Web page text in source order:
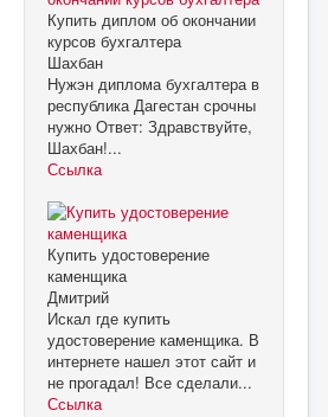
Купить диплом об окончании
курсов бухгалтера
Шахбан
Нужэн диплома бухгалтера в
республика Дагестан срочны
нужно Ответ: Здравствуйте,
Шахбан!...
Ссылка
Купить удостоверение
каменщика
Дмитрий
Искал где купить
удостоверение каменщика. В
интернете нашел этот сайт и
не прогадал! Все сделали...
Ссылка